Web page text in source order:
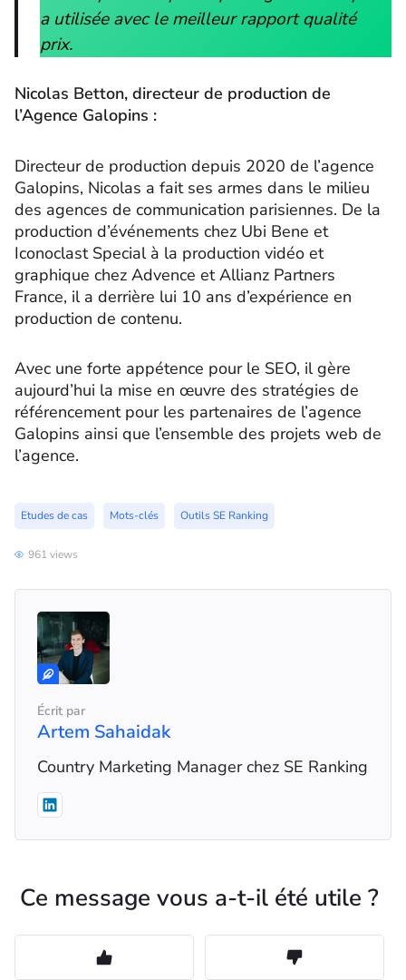
a utilisée avec le meilleur rapport qualité
prix.
Nicolas Betton, directeur de production de
l’Agence Galopins :
Directeur de production depuis 2020 de l’agence
Galopins, Nicolas a fait ses armes dans le milieu
des agences de communication parisiennes. De la
production d’événements chez Ubi Bene et
Iconoclast Special à la production vidéo et
graphique chez Advence et Allianz Partners
France, il a derrière lui 10 ans d’expérience en
production de contenu.
Avec une forte appétence pour le SEO, il gère
aujourd’hui la mise en œuvre des stratégies de
référencement pour les partenaires de l’agence
Galopins ainsi que l’ensemble des projets web de
l’agence.
Etudes de cas Mots-clés Outils SE Ranking
961 views
Écrit par
Artem Sahaidak
Country Marketing Manager chez SE Ranking
Ce message vous a-t-il été utile ?